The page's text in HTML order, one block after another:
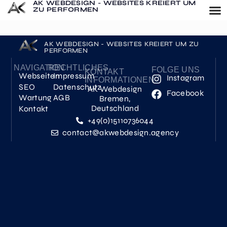
AK WEBDESIGN - WEBSITES KREIERT UM
ZU PERFORMEN
AK WEBDESIGN - WEBSITES KREIERT UM ZU
PERFORMEN
NAVIGATION
Webseiten
SEO
Wartung
Kontakt
RECHTLICHES
Impressum
Datenschutz
AGB
KONTAKT
INFORMATIONEN
AK Webdesign
Bremen,
Deutschland
+49(0)15110736044
contact@akwebdesign.agency
FOLGE UNS
Instagram
Facebook